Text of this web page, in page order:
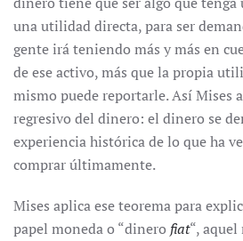
una utilidad directa, para ser
gente irá teniendo más y más en
de ese activo, más que la propia
mismo puede reportarle. Así Mises
regresivo del dinero: el dinero se
experiencia histórica de lo que ha
comprar últimamente.
Mises aplica ese teorema para
papel moneda o “dinero fiat“,